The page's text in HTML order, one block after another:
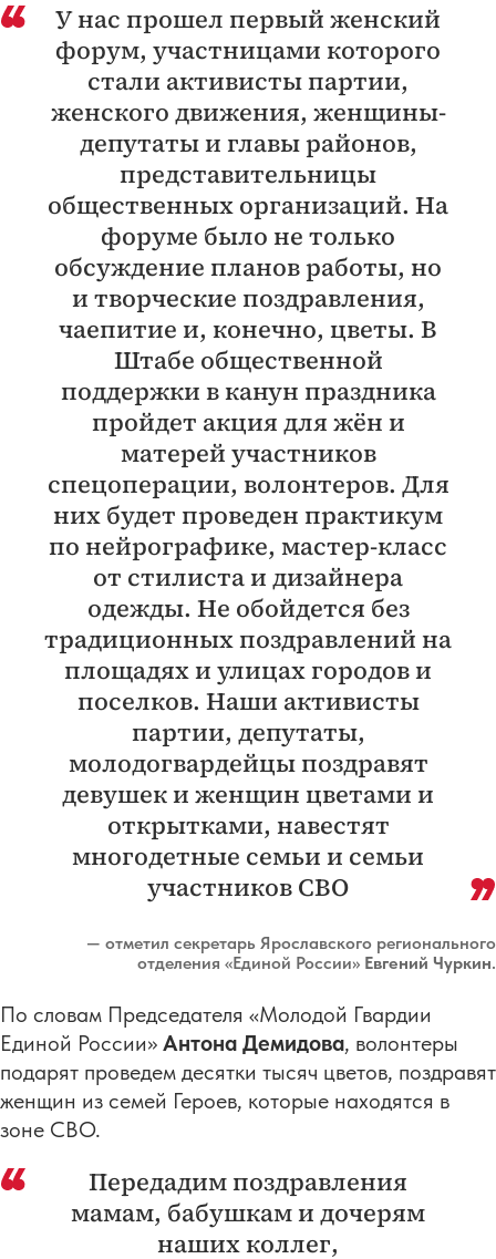
У нас прошел первый женский
форум, участницами которого
стали активисты партии,
женского движения, женщины-
депутаты и главы районов,
представительницы
общественных организаций. На
форуме было не только
обсуждение планов работы, но
и творческие поздравления,
чаепитие и, конечно, цветы. В
Штабе общественной
поддержки в канун праздника
пройдет акция для жён и
матерей участников
спецоперации, волонтеров. Для
них будет проведен практикум
по нейрографике, мастер-класс
от стилиста и дизайнера
одежды. Не обойдется без
традиционных поздравлений на
площадях и улицах городов и
поселков. Наши активисты
партии, депутаты,
молодогвардейцы поздравят
девушек и женщин цветами и
открытками, навестят
многодетные семьи и семьи
участников СВО
— отметил секретарь Ярославского регионального
отделения «Единой России» Евгений Чуркин.
По словам Председателя «Молодой Гвардии
Единой России» Антона Демидова, волонтеры
подарят проведем десятки тысяч цветов, поздравят
женщин из семей Героев, которые находятся в
зоне СВО.
Передадим поздравления
мамам, бабушкам и дочерям
наших коллег,